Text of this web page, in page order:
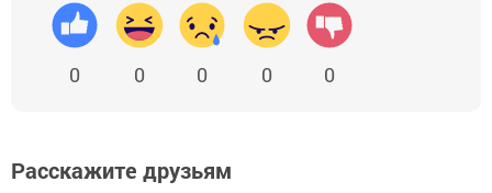
0 0 0 0 0
Расскажите друзьям